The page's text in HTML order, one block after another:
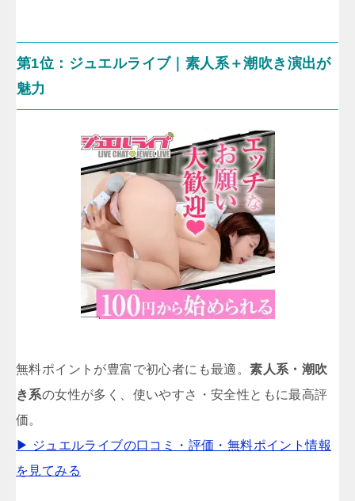
第1位：ジュエルライブ｜素人系＋潮吹き演出が
魅力
無料ポイントが豊富で初心者にも最適。素人系・潮吹
き系の女性が多く、使いやすさ・安全性ともに最高評
価。
▶ ジュエルライブの口コミ・評価・無料ポイント情報
を見てみる